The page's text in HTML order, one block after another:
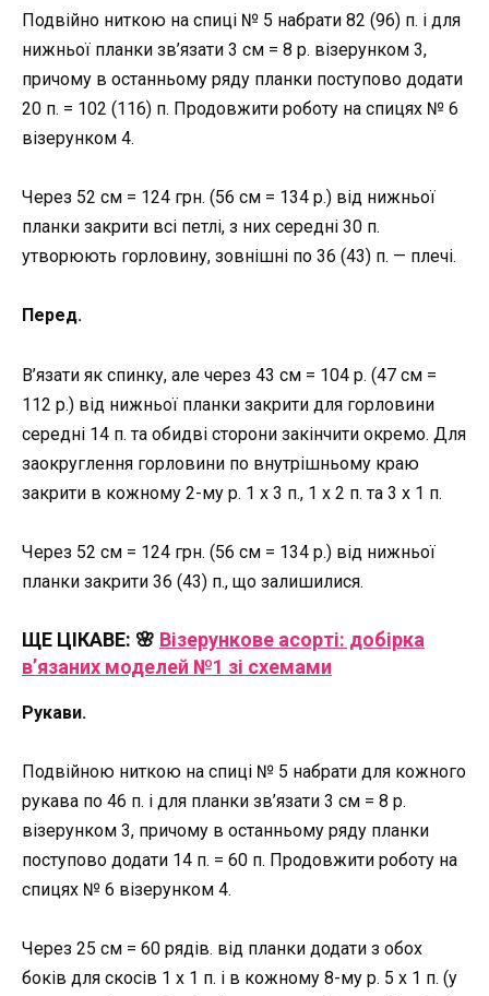
Подвійно ниткою на спиці № 5 набрати 82 (96) п. і для
нижньої планки зв’язати 3 см = 8 р. візерунком 3,
причому в останньому ряду планки поступово додати
20 п. = 102 (116) п. Продовжити роботу на спицях № 6
візерунком 4.
Через 52 см = 124 грн. (56 см = 134 р.) від нижньої
планки закрити всі петлі, з них середні 30 п.
утворюють горловину, зовнішні по 36 (43) п. — плечі.
Перед.
В’язати як спинку, але через 43 см = 104 р. (47 см =
112 р.) від нижньої планки закрити для горловини
середні 14 п. та обидві сторони закінчити окремо. Для
заокруглення горловини по внутрішньому краю
закрити в кожному 2-му р. 1 х 3 п., 1 х 2 п. та 3 х 1 п.
Через 52 см = 124 грн. (56 см = 134 р.) від нижньої
планки закрити 36 (43) п., що залишилися.
ЩЕ ЦІКАВЕ: 🌸 Візерункове асорті: добірка
в’язаних моделей №1 зі схемами
Рукави.
Подвійною ниткою на спиці № 5 набрати для кожного
рукава по 46 п. і для планки зв’язати 3 см = 8 р.
візерунком 3, причому в останньому ряду планки
поступово додати 14 п. = 60 п. Продовжити роботу на
спицях № 6 візерунком 4.
Через 25 см = 60 рядів. від планки додати з обох
боків для скосів 1 х 1 п. і в кожному 8-му р. 5 х 1 п. (у